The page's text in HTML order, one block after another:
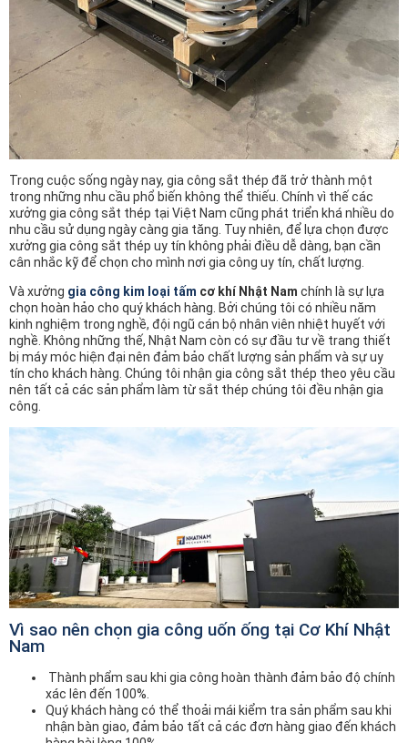
Trong cuộc sống ngày nay, gia công sắt thép đã trở thành một
trong những nhu cầu phổ biến không thể thiếu. Chính vì thế các
xưởng gia công sắt thép tại Việt Nam cũng phát triển khá nhiều do
nhu cầu sử dụng ngày càng gia tăng. Tuy nhiên, để lựa chọn được
xưởng gia công sắt thép uy tín không phải điều dễ dàng, bạn cần
cân nhắc kỹ để chọn cho mình nơi gia công uy tín, chất lượng.
Và xưởng gia công kim loại tấm cơ khí Nhật Nam chính là sự lựa
chọn hoàn hảo cho quý khách hàng. Bởi chúng tôi có nhiều năm
kinh nghiệm trong nghề, đội ngũ cán bộ nhân viên nhiệt huyết với
nghề. Không những thế, Nhật Nam còn có sự đầu tư về trang thiết
bị máy móc hiện đại nên đảm bảo chất lượng sản phẩm và sự uy
tín cho khách hàng. Chúng tôi nhận gia công sắt thép theo yêu cầu
nên tất cả các sản phẩm làm từ sắt thép chúng tôi đều nhận gia
công.
Vì sao nên chọn gia công uốn ống tại Cơ Khí Nhật
Nam
Thành phẩm sau khi gia công hoàn thành đảm bảo độ chính
xác lên đến 100%.
Quý khách hàng có thể thoải mái kiểm tra sản phẩm sau khi
nhận bàn giao, đảm bảo tất cả các đơn hàng giao đến khách